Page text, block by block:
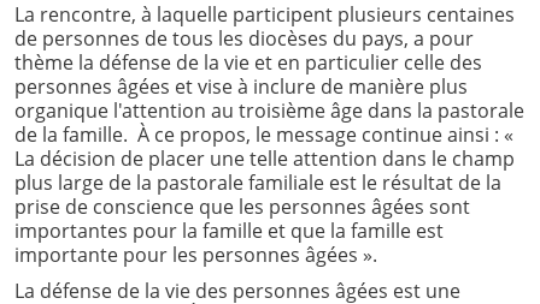
La rencontre, à laquelle participent plusieurs centaines
de personnes de tous les diocèses du pays, a pour
thème la défense de la vie et en particulier celle des
personnes âgées et vise à inclure de manière plus
organique l'attention au troisième âge dans la pastorale
de la famille. À ce propos, le message continue ainsi : «
La décision de placer une telle attention dans le champ
plus large de la pastorale familiale est le résultat de la
prise de conscience que les personnes âgées sont
importantes pour la famille et que la famille est
importante pour les personnes âgées ».
La défense de la vie des personnes âgées est une